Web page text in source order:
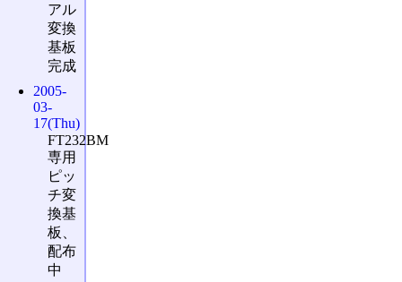
アル
変換
基板
完成
2005-
03-
17(Thu)
FT232BM
専用
ピッ
チ変
換基
板、
配布
中